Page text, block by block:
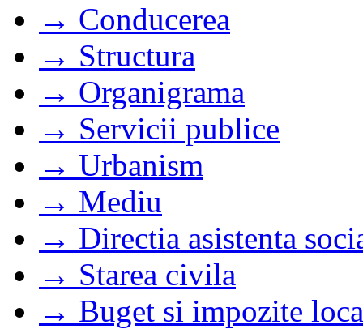
→ Conducerea
→ Structura
→ Organigrama
→ Servicii publice
→ Urbanism
→ Mediu
→ Directia asistenta
→ Starea civila
→ Buget si impozite